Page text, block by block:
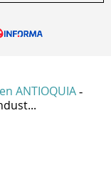
ANTIOQUIA -